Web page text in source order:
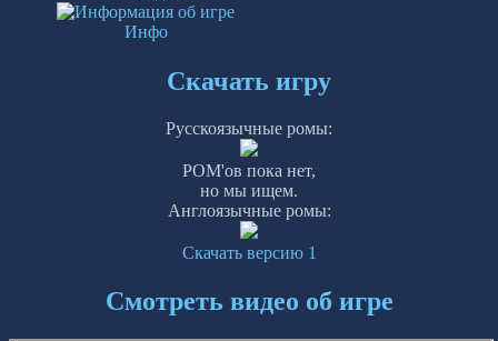
Инфо
Скачать игру
Русскоязычные ромы:
РОМ'ов пока нет,
но мы ищем.
Англоязычные ромы:
Скачать версию 1
Смотреть видео об игре